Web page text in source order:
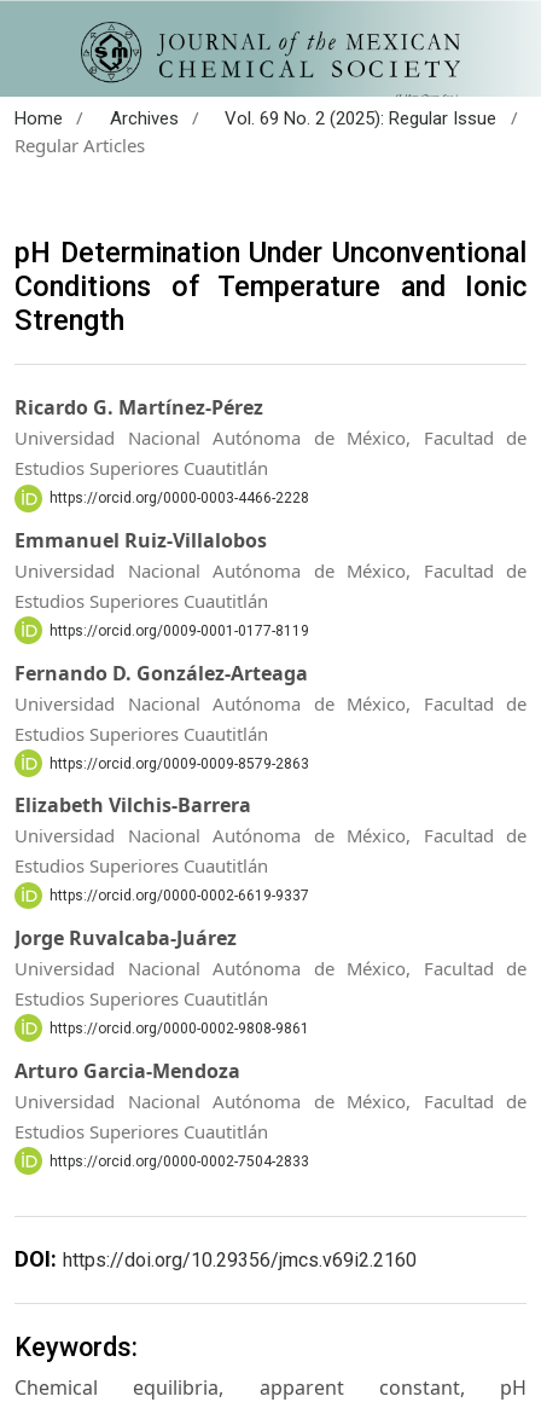
Home / Archives / Vol. 69 No. 2 (2025): Regular Issue
/
Regular Articles
pH Determination Under Unconventional
Conditions of Temperature and Ionic
Strength
Ricardo G. Martínez-Pérez
Universidad Nacional Autónoma de México, Facultad de
Estudios Superiores Cuautitlán
https://orcid.org/0000-0003-4466-2228
Emmanuel Ruiz-Villalobos
Universidad Nacional Autónoma de México, Facultad de
Estudios Superiores Cuautitlán
https://orcid.org/0009-0001-0177-8119
Fernando D. González-Arteaga
Universidad Nacional Autónoma de México, Facultad de
Estudios Superiores Cuautitlán
https://orcid.org/0009-0009-8579-2863
Elizabeth Vilchis-Barrera
Universidad Nacional Autónoma de México, Facultad de
Estudios Superiores Cuautitlán
https://orcid.org/0000-0002-6619-9337
Jorge Ruvalcaba-Juárez
Universidad Nacional Autónoma de México, Facultad de
Estudios Superiores Cuautitlán
https://orcid.org/0000-0002-9808-9861
Arturo Garcia-Mendoza
Universidad Nacional Autónoma de México, Facultad de
Estudios Superiores Cuautitlán
https://orcid.org/0000-0002-7504-2833
DOI: https://doi.org/10.29356/jmcs.v69i2.2160
Keywords:
Chemical equilibria, apparent constant, pH